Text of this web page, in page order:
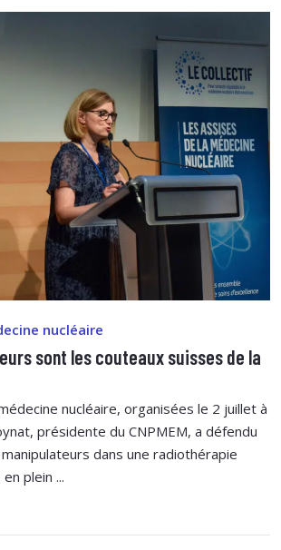
nucléaire
sont les couteaux suisses de la
nucléaire, organisées le 2 juillet à
présidente du CNPMEM, a défendu
dans une radiothérapie
plein ...